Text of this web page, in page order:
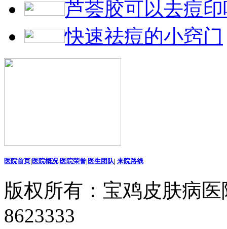
芦荟胶可以去痘
快速祛痘的小窍门
医院首页| 医院概况| 医院荣誉| 医生团队| 来院路线
版权所有：宝鸡皮肤病
8623333